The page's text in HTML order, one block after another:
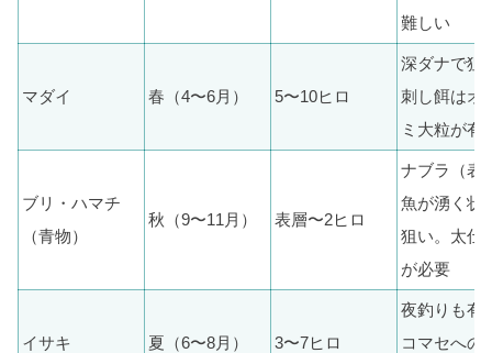
難しい
マダイ 春（4〜6月） 5〜10ヒロ
深ダナで狙
刺し餌はオ
ミ大粒が有
ブリ・ハマチ
（青物）
秋（9〜11月） 表層〜2ヒロ
ナブラ（表
魚が湧く状
狙い。太仕
が必要
イサキ 夏（6〜8月） 3〜7ヒロ
夜釣りも有
コマセへの